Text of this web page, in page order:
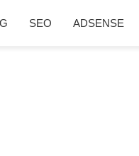
SEO ADSENSE